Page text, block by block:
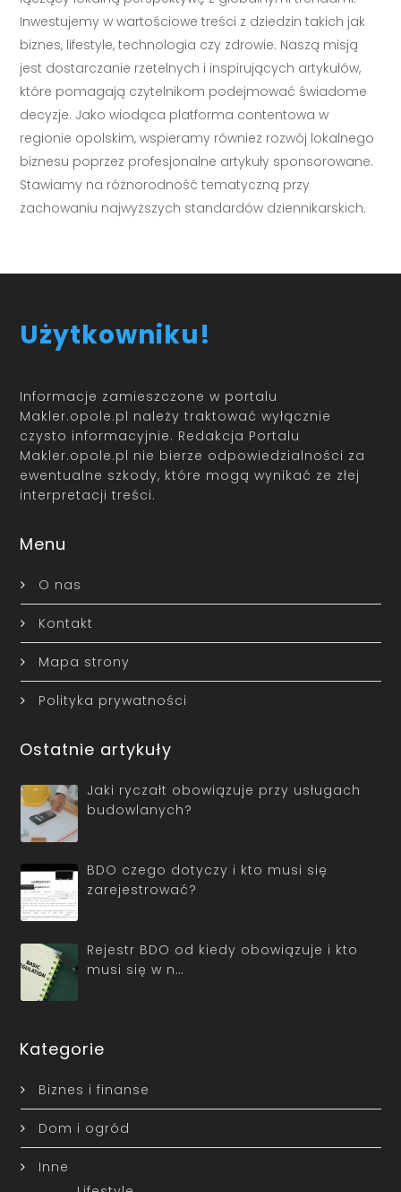
Inwestujemy w wartościowe treści z dziedzin takich jak
biznes, lifestyle, technologia czy zdrowie. Naszą misją
jest dostarczanie rzetelnych i inspirujących artykułów,
które pomagają czytelnikom podejmować świadome
decyzje. Jako wiodąca platforma contentowa w
regionie opolskim, wspieramy również rozwój lokalnego
biznesu poprzez profesjonalne artykuły sponsorowane.
Stawiamy na różnorodność tematyczną przy
zachowaniu najwyższych standardów dziennikarskich.
Użytkowniku!
Informacje zamieszczone w portalu
Makler.opole.pl należy traktować wyłącznie
czysto informacyjnie. Redakcja Portalu
Makler.opole.pl nie bierze odpowiedzialności za
ewentualne szkody, które mogą wynikać ze złej
interpretacji treści.
Menu
O nas
Kontakt
Mapa strony
Polityka prywatności
Ostatnie artykuły
Jaki ryczałt obowiązuje przy usługach
budowlanych?
BDO czego dotyczy i kto musi się
zarejestrować?
Rejestr BDO od kiedy obowiązuje i kto
musi się w n…
Kategorie
Biznes i finanse
Dom i ogród
Inne